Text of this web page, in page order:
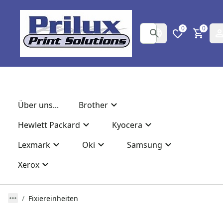
0 0
Über uns...
Brother
Hewlett Packard
Kyocera
Lexmark
Oki
Samsung
Xerox
Fixiereinheiten